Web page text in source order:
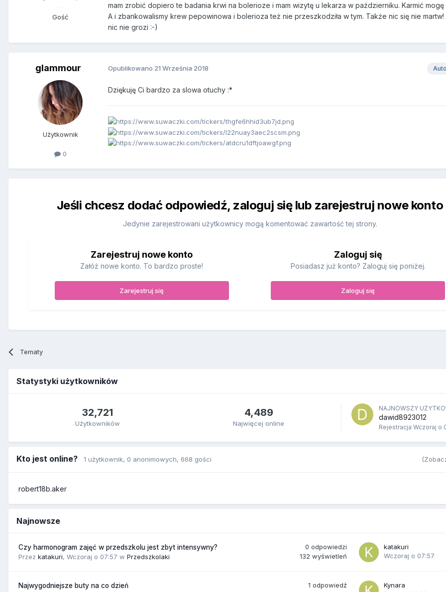
Gość
mam zrobić dopiero te badania krwi na bolerioze i mam wizytę u lekarza w październiku. Karmić mogę
A i zbankowalismy krew pepowinowa i bolerioza też nie przeszkodziła w tym. Także nic się nie martw!
nic nie grozi :-)
glammour
Użytkownik
0
Opublikowano 21 Września 2018
Dziękuję Ci bardzo za slowa otuchy :*
Jeśli chcesz dodać odpowiedź, zaloguj się lub zarejestruj nowe konto
Jedynie zarejestrowani użytkownicy mogą komentować zawartość tej strony.
Zarejestruj nowe konto
Załóż nowe konto. To bardzo proste!
Zarejestruj się
Zaloguj się
Posiadasz już konto? Zaloguj się poniżej.
Zaloguj się
Tematy
Statystyki użytkowników
32,721
Użytkowników
4,489
Najwięcej online
NAJNOWSZY
dawid8923012
Rejestracja Wczoraj o
Kto jest online? 1 użytkownik, 0 anonimowych, 668 gości
robert18b.aker
Najnowsze
Czy harmonogram zajęć w przedszkolu jest zbyt intensywny?
Przez katakuri, Wczoraj o 07:57 w Przedszkolaki
0 odpowiedzi
132 wyświetleń
katakuri
Wczoraj o 07:57
Najwygodniejsze buty na co dzień
1 odpowiedź
Kynara